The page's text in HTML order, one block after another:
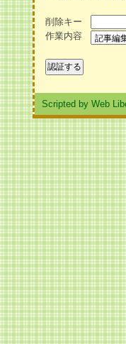
削除キー
作業内容
Scripted by Web